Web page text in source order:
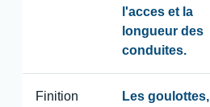
l'acces et la
longueur des
conduites.
Finition
Les goulottes,